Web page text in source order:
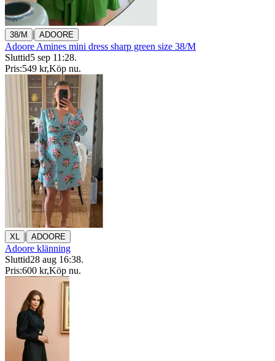
38/M | ADOORE
Adoore Amines mini dress sharp green size 38/M
Sluttid5 sep 11:28.
Pris:549 kr,Köp nu.
XL | ADOORE
Adoore klänning
Sluttid28 aug 16:38.
Pris:600 kr,Köp nu.